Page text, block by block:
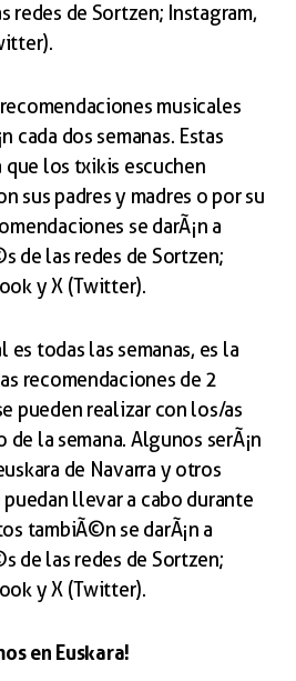
redes de Sortzen; Instagram,
musicales
cada dos semanas. Estas
que los txikis escuchen
sus padres y madres o por su
se darÃ¡n a
de las redes de Sortzen;
y X (Twitter).
es todas las semanas, es la
recomendaciones de 2
pueden realizar con los/as
la semana. Algunos serÃ¡n
de Navarra y otros
puedan llevar a cabo durante
tambiÃ©n se darÃ¡n a
de las redes de Sortzen;
y X (Twitter).
en Euskara!